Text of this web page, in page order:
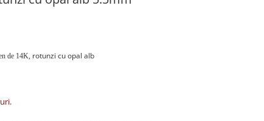
de 14K, rotunzi cu opal alb